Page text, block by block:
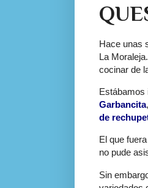
Hace unas
La
cocinar de
Estábamos
Garbancita
de
El que
no pude
Sin